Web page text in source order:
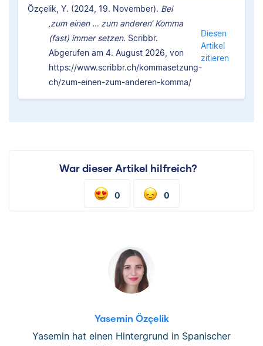
Özçelik, Y. (2024, 19. November). Bei
‚zum einen … zum anderen‘ Komma
(fast) immer setzen. Scribbr.
Abgerufen am 4. August 2026, von
https://www.scribbr.ch/kommasetzung-
ch/zum-einen-zum-anderen-komma/
Diesen
Artikel
zitieren
War dieser Artikel hilfreich?
0 0
Yasemin Özçelik
Yasemin hat einen Hintergrund in Spanischer